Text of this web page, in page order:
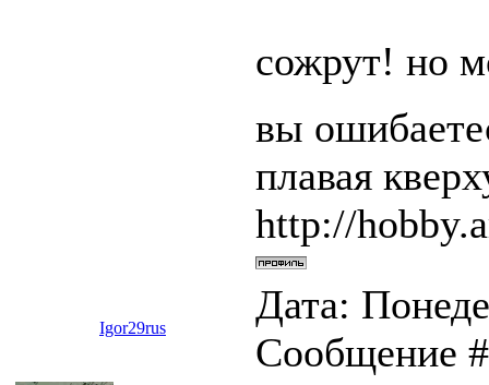
сожрут! но
вы
плавая
http://
Igor29rus
Дата:
Сообщение